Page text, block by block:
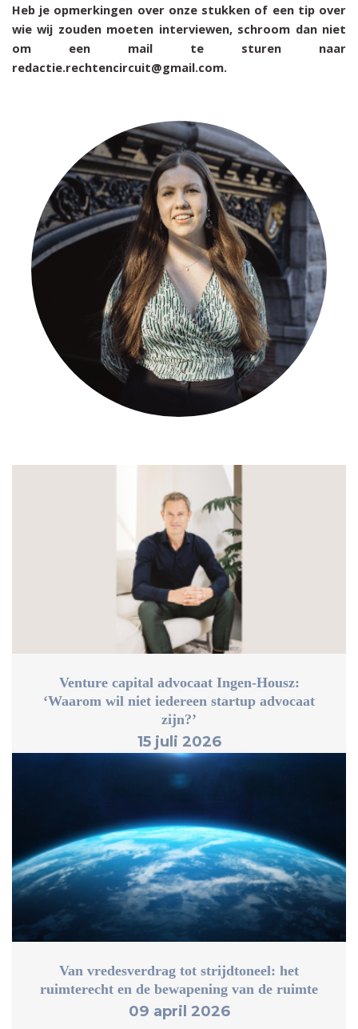
Heb je opmerkingen over onze stukken of een tip over
wie wij zouden moeten interviewen, schroom dan niet
om een mail te sturen naar
redactie.rechtencircuit@gmail.com.
Venture capital advocaat Ingen-Housz:
‘Waarom wil niet iedereen startup advocaat
zijn?’
15 juli 2026
Van vredesverdrag tot strijdtoneel: het
ruimterecht en de bewapening van de ruimte
09 april 2026